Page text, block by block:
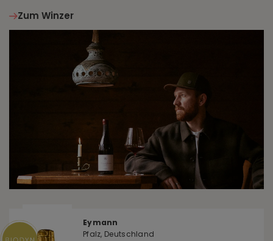
Zum Winzer
Eymann
Pfalz, Deutschland